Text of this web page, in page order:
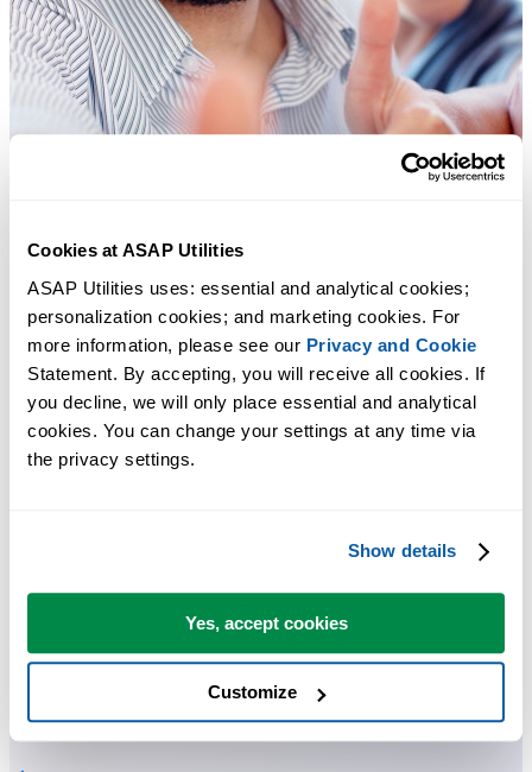
Cookies at ASAP Utilities
ASAP Utilities uses: essential and analytical cookies;
personalization cookies; and marketing cookies. For
more information, please see our Privacy and Cookie
Statement. By accepting, you will receive all cookies. If
you decline, we will only place essential and analytical
cookies. You can change your settings at any time via
the privacy settings.
Show details
Yes, accept cookies
Customize
Gagnez du temps dans Excel. Tout
simplement.
ASAP Utilities vous aide à gagner du temps et à faire des choses
qu'Excel seul ne permet pas.